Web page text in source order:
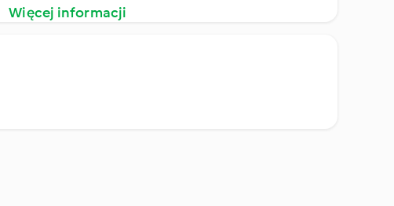
Więcej informacji